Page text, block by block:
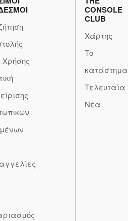
Χρήσης
CONSOLE
CLUB
Χάρτης
Το
κατάστημα
Τελευταία
Νέα